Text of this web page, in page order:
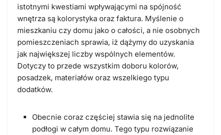
istotnymi kwestiami wpływającymi na spójność
wnętrza są kolorystyka oraz faktura. Myślenie o
mieszkaniu czy domu jako o całości, a nie osobnych
pomieszczeniach sprawia, iż dążymy do uzyskania
jak największej liczby wspólnych elementów.
Dotyczy to przede wszystkim doboru kolorów,
posadzek, materiałów oraz wszelkiego typu
dodatków.
Obecnie coraz częściej stawia się na jednolite
podłogi w całym domu. Tego typu rozwiązanie